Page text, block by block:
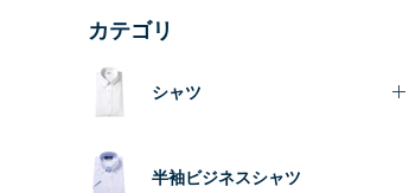
カテゴリ
シャツ
半袖ビジネスシャツ